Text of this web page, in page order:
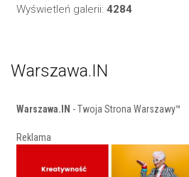
Wyświetleń galerii: 4284
Warszawa.IN
Warszawa.IN - Twoja Strona Warszawy™
Reklama